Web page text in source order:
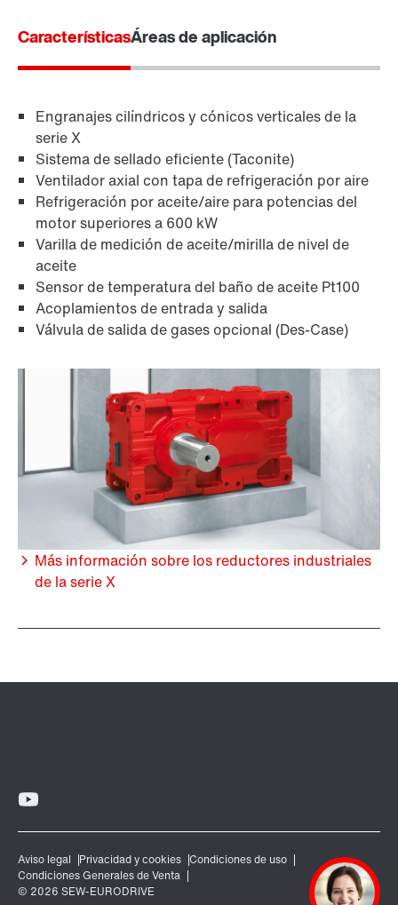
CaracterísticasÁreas de aplicación
Engranajes cilíndricos y cónicos verticales de la
serie X
Sistema de sellado eficiente (Taconite)
Ventilador axial con tapa de refrigeración por aire
Refrigeración por aceite/aire para potencias del
motor superiores a 600 kW
Varilla de medición de aceite/mirilla de nivel de
aceite
Sensor de temperatura del baño de aceite Pt100
Acoplamientos de entrada y salida
Válvula de salida de gases opcional (Des-Case)
Más información sobre los reductores industriales
de la serie X